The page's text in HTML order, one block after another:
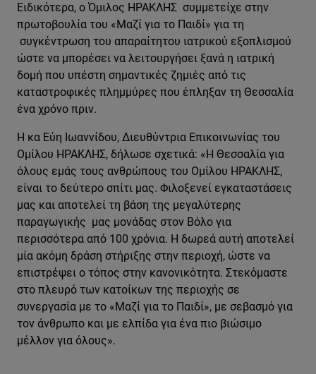
Ειδικότερα, ο Όμιλος ΗΡΑΚΛΗΣ συμμετείχε στην
πρωτοβουλία του «Μαζί για το Παιδί» για τη
συγκέντρωση του απαραίτητου ιατρικού εξοπλισμού
ώστε να μπορέσει να λειτουργήσει ξανά η ιατρική
δομή που υπέστη σημαντικές ζημιές από τις
καταστροφικές πλημμύρες που έπληξαν τη Θεσσαλία
ένα χρόνο πριν.
H κα Εύη Ιωαννίδου, Διευθύντρια Επικοινωνίας του
Ομίλου ΗΡΑΚΛΗΣ, δήλωσε σχετικά: «Η Θεσσαλία για
όλους εμάς τους ανθρώπους του Ομίλου ΗΡΑΚΛΗΣ,
είναι το δεύτερο σπίτι μας. Φιλοξενεί εγκαταστάσεις
μας και αποτελεί τη βάση της μεγαλύτερης
παραγωγικής μας μονάδας στον Βόλο για
περισσότερα από 100 χρόνια. Η δωρεά αυτή αποτελεί
μία ακόμη δράση στήριξης στην περιοχή, ώστε να
επιστρέψει ο τόπος στην κανονικότητα. Στεκόμαστε
στο πλευρό των κατοίκων της περιοχής σε
συνεργασία με τo «Μαζί για το Παιδί», με σεβασμό για
τον άνθρωπο και με ελπίδα για ένα πιο βιώσιμο
μέλλον για όλους».